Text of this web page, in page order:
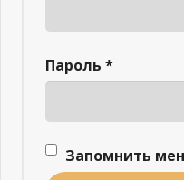
Пароль *
Запомнить